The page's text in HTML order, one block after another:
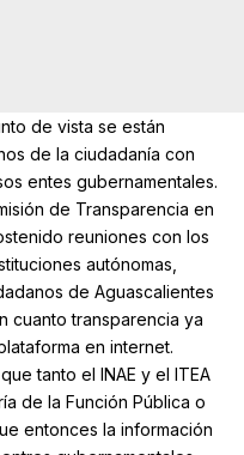
de vista se están
de la ciudadanía con
entes gubernamentales.
de Transparencia en
reuniones con los
autónomas,
de Aguascalientes
cuanto transparencia ya
en internet.
tanto el INAE y el ITEA
de la Función Pública o
entonces la información